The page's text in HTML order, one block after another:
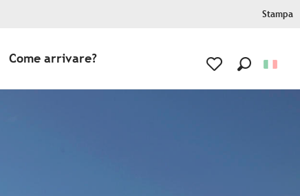
Stampa
Come arrivare?